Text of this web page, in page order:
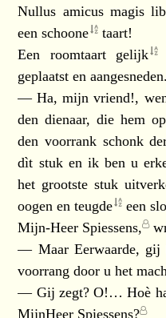
Nullus amicus magis
eenschoone
taart!
Een roomtaart gelijk
geplaatst en aangesneden.
— Ha, mijn vriend!,
den dienaar, die hem
den voorrank schonk
dìt stuk en ik ben u
het grootste stuk
oogen enteugde
een
Mijn-Heer Spiessens,
— Maar Eerwaarde, gij
voorrang door u het
— Gij zegt? O!… Hoè
MijnHeer Spiessens?